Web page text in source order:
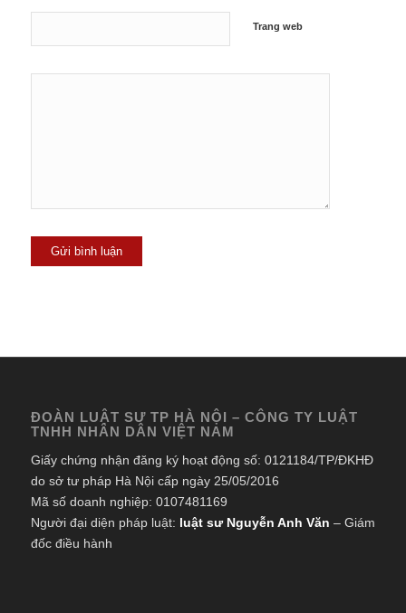
Trang web
ĐOÀN LUẬT SƯ TP HÀ NỘI – CÔNG TY LUẬT
TNHH NHÂN DÂN VIỆT NAM
Giấy chứng nhận đăng ký hoạt động số: 0121184/TP/ĐKHĐ
do sở tư pháp Hà Nội cấp ngày 25/05/2016
Mã số doanh nghiệp: 0107481169
Người đại diện pháp luật: luật sư Nguyễn Anh Văn – Giám
đốc điều hành